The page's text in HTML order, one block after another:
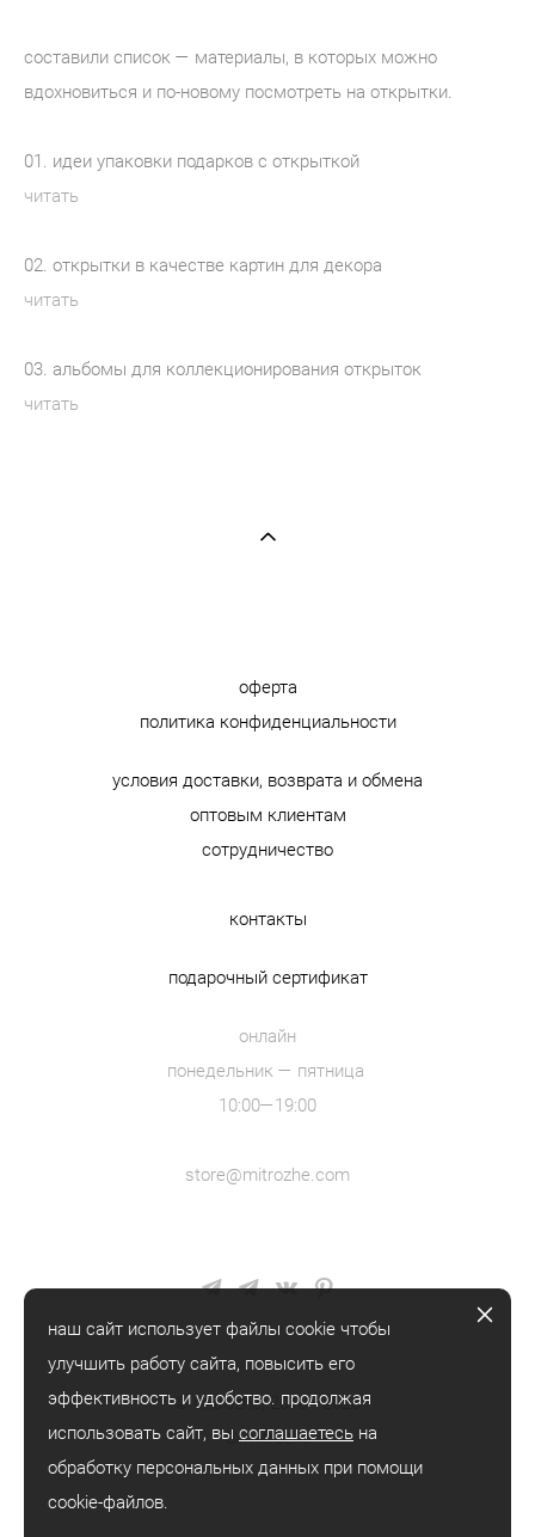
составили список — материалы, в которых можно
вдохновиться и по-новому посмотреть на открытки.
01. идеи упаковки подарков с открыткой
читать
02. открытки в качестве картин для декора
читать
03. альбомы для коллекционирования открыток
читать
оферта
политика конфиденциальности
условия доставки, возврата и обмена
оптовым клиентам
сотрудничество
контакты
подарочный сертификат
онлайн
понедельник — пятница
10:00—19:00
store@mitrozhe.com
© mitrozhe, 2018—2026
® mitrozhe
наш сайт использует файлы cookie чтобы
улучшить работу сайта, повысить его
эффективность и удобство. продолжая
использовать сайт, вы соглашаетесь на
обработку персональных данных при помощи
cookie-файлов.